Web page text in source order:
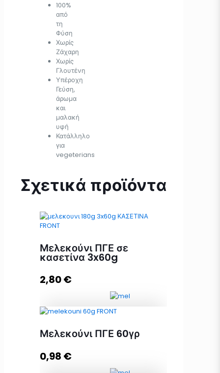
100%
από
τη
Φύση
Χωρίς
Ζάχαρη
Χωρίς
Γλουτένη
Υπέροχη
Γεύση,
άρωμα
και
μαλακή
υφή
Κατάλληλο
για
vegeterians
Σχετικά προϊόντα
Μελεκούνι ΠΓΕ σε
κασετίνα 3x60g
2,80€
Μελεκούνι ΠΓΕ σε κασετίνα 3x60g
ποσότητα
Μελεκούνι ΠΓΕ 60γρ
0,98 €